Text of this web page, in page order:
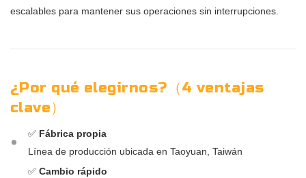
escalables para mantener sus operaciones sin interrupciones.
¿Por qué elegirnos?（4 ventajas
clave）
✅ Fábrica propia
Línea de producción ubicada en Taoyuan, Taiwán
✅ Cambio rápido